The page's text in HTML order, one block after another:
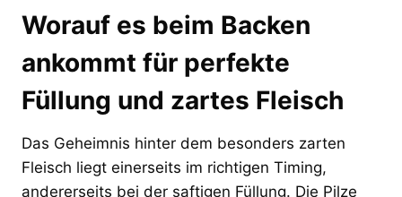
Worauf es beim Backen
ankommt für perfekte
Füllung und zartes Fleisch
Das Geheimnis hinter dem besonders zarten
Fleisch liegt einerseits im richtigen Timing,
andererseits bei der saftigen Füllung. Die Pilze